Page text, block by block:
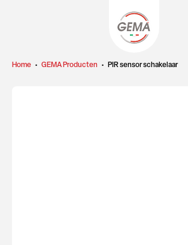
Home • GEMA Producten • PIR sensor schakelaar